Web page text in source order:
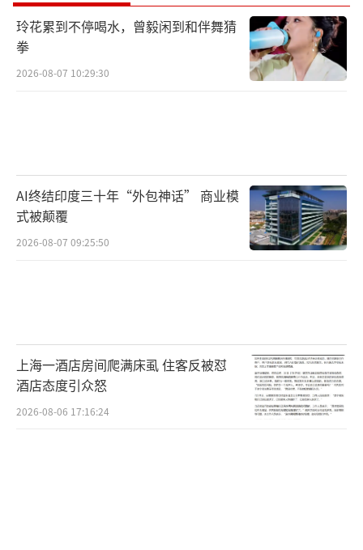
玲花累到不停喝水，曾毅闲到和伴舞猜
拳
2026-08-07 10:29:30
AI终结印度三十年“外包神话” 商业模
式被颠覆
2026-08-07 09:25:50
上海一酒店房间爬满床虱 住客反被怼
酒店态度引众怒
2026-08-06 17:16:24